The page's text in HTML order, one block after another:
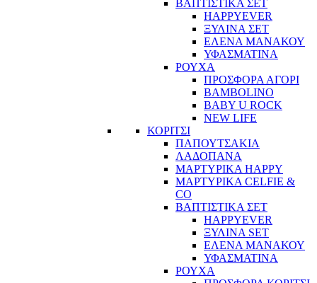
ΒΑΠΤΙΣΤΙΚΑ ΣΕΤ
HAPPYEVER
ΞΥΛΙΝΑ ΣΕΤ
ΕΛΕΝΑ ΜΑΝΑΚΟΥ
ΥΦΑΣΜΑΤΙΝΑ
ΡΟΥΧΑ
ΠΡΟΣΦΟΡΑ ΑΓΟΡΙ
BAMBOLINO
BABY U ROCK
NEW LIFE
ΚΟΡΙΤΣΙ
ΠΑΠΟΥΤΣΑΚΙΑ
ΛΑΔΟΠΑΝΑ
ΜΑΡΤΥΡΙΚΑ HAPPY
ΜΑΡΤΥΡΙΚΑ CELFIE &
CO
ΒΑΠΤΙΣΤΙΚΑ ΣΕΤ
HAPPYEVER
ΞΥΛΙΝΑ SET
ΕΛΕΝΑ ΜΑΝΑΚΟΥ
ΥΦΑΣΜΑΤΙΝΑ
ΡΟΥΧΑ